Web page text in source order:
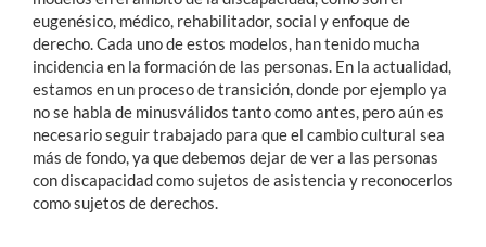
eugenésico, médico, rehabilitador, social y enfoque de
derecho. Cada uno de estos modelos, han tenido mucha
incidencia en la formación de las personas. En la actualidad,
estamos en un proceso de transición, donde por ejemplo ya
no se habla de minusválidos tanto como antes, pero aún es
necesario seguir trabajado para que el cambio cultural sea
más de fondo, ya que debemos dejar de ver a las personas
con discapacidad como sujetos de asistencia y reconocerlos
como sujetos de derechos.